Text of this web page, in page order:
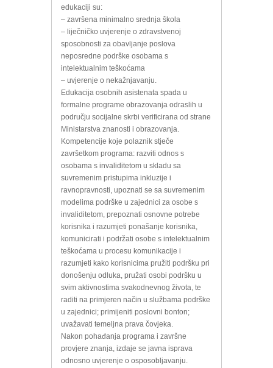
edukaciji su:
– završena minimalno srednja škola
– liječničko uvjerenje o zdravstvenoj
sposobnosti za obavljanje poslova
neposredne podrške osobama s
intelektualnim teškoćama
– uvjerenje o nekažnjavanju.
Edukacija osobnih asistenata spada u
formalne programe obrazovanja odraslih u
području socijalne skrbi verificirana od strane
Ministarstva znanosti i obrazovanja.
Kompetencije koje polaznik stječe
završetkom programa: razviti odnos s
osobama s invaliditetom u skladu sa
suvremenim pristupima inkluzije i
ravnopravnosti, upoznati se sa suvremenim
modelima podrške u zajednici za osobe s
invaliditetom, prepoznati osnovne potrebe
korisnika i razumjeti ponašanje korisnika,
komunicirati i podržati osobe s intelektualnim
teškoćama u procesu komunikacije i
razumjeti kako korisnicima pružiti podršku pri
donošenju odluka, pružati osobi podršku u
svim aktivnostima svakodnevnog života, te
raditi na primjeren način u službama podrške
u zajednici; primijeniti poslovni bonton;
uvažavati temeljna prava čovjeka.
Nakon pohađanja programa i završne
provjere znanja, izdaje se javna isprava
odnosno uvjerenje o osposobljavanju.